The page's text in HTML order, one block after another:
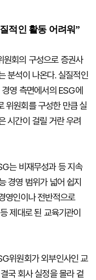
적인 활동 어려워”
원회의 구성으로 증권사
분석이 나온다. 실질적인
영 측면에서의 ESG에
위원회를 구성한 만큼 실
시간이 걸릴 거란 우려
는 비재무성과 등 지속
경영 범위가 넓어 쉽지
영인이나 전반적으로
제대로 된 교육기관이
위원회가 외부인사인 교
국 회사 실정을 몰라 겉